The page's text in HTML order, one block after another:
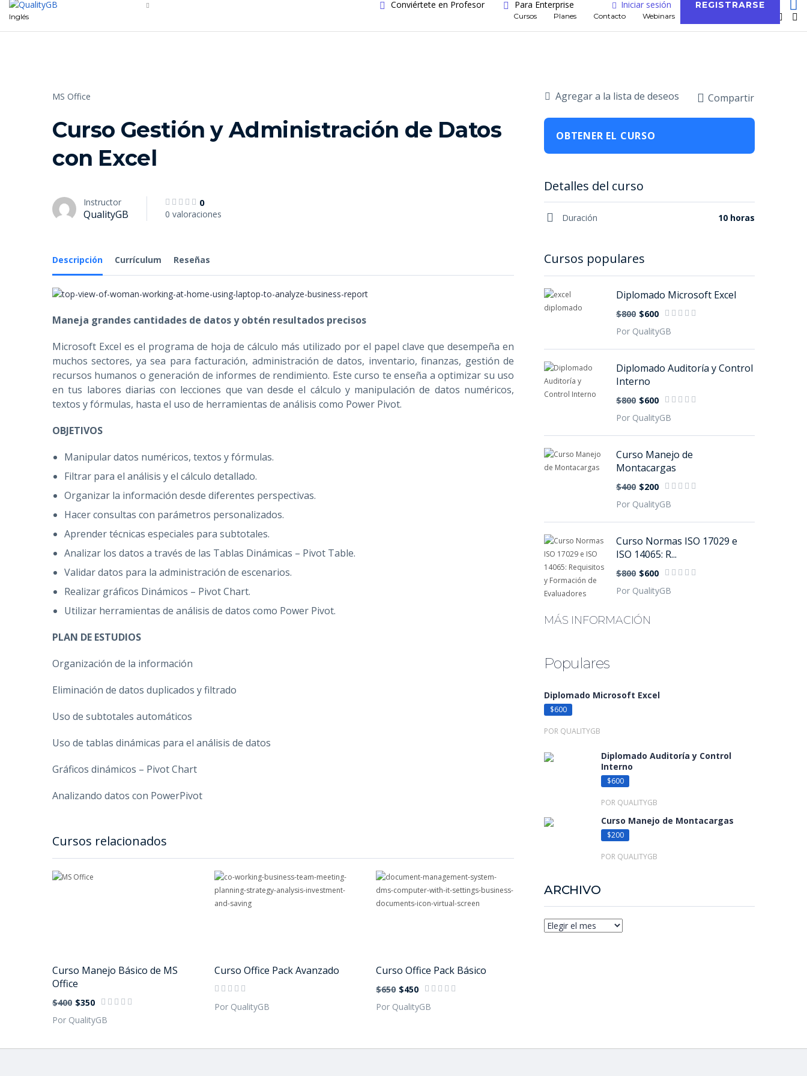
Inglés Cursos Planes Contacto Webinars
Conviértete en Profesor Para Enterprise Iniciar sesión REGISTRARSE
MS Office
Curso Gestión y Administración de Datos
con Excel
Instructor
QualityGB
0
0 valoraciones
Descripción Currículum Reseñas
Maneja grandes cantidades de datos y obtén resultados precisos
Microsoft Excel es el programa de hoja de cálculo más utilizado por el papel clave que desempeña en
muchos sectores, ya sea para facturación, administración de datos, inventario, finanzas, gestión de
recursos humanos o generación de informes de rendimiento. Este curso te enseña a optimizar su uso
en tus labores diarias con lecciones que van desde el cálculo y manipulación de datos numéricos,
textos y fórmulas, hasta el uso de herramientas de análisis como Power Pivot.
OBJETIVOS
Manipular datos numéricos, textos y fórmulas.
Filtrar para el análisis y el cálculo detallado.
Organizar la información desde diferentes perspectivas.
Hacer consultas con parámetros personalizados.
Aprender técnicas especiales para subtotales.
Analizar los datos a través de las Tablas Dinámicas – Pivot Table.
Validar datos para la administración de escenarios.
Realizar gráficos Dinámicos – Pivot Chart.
Utilizar herramientas de análisis de datos como Power Pivot.
PLAN DE ESTUDIOS
Organización de la información
Eliminación de datos duplicados y filtrado
Uso de subtotales automáticos
Uso de tablas dinámicas para el análisis de datos
Gráficos dinámicos – Pivot Chart
Analizando datos con PowerPivot
Cursos relacionados
Curso Manejo Básico de MS
Office
$400 $350
Por QualityGB
Curso Office Pack Avanzado
Por QualityGB
Curso Office Pack Básico
$650 $450
Por QualityGB
Agregar a la lista de deseos Compartir
OBTENER EL CURSO
Detalles del curso
Duración 10 horas
Cursos populares
Diplomado Microsoft Excel
$800 $600
Por QualityGB
Diplomado Auditoría y Control
Interno
$800 $600
Por QualityGB
Curso Manejo de
Montacargas
$400 $200
Por QualityGB
Curso Normas ISO 17029 e
ISO 14065: R...
$800 $600
Por QualityGB
MÁS INFORMACIÓN
Populares
Diplomado Microsoft Excel
$600
POR QUALITYGB
Diplomado Auditoría y Control
Interno
$600
POR QUALITYGB
Curso Manejo de Montacargas
$200
POR QUALITYGB
ARCHIVO